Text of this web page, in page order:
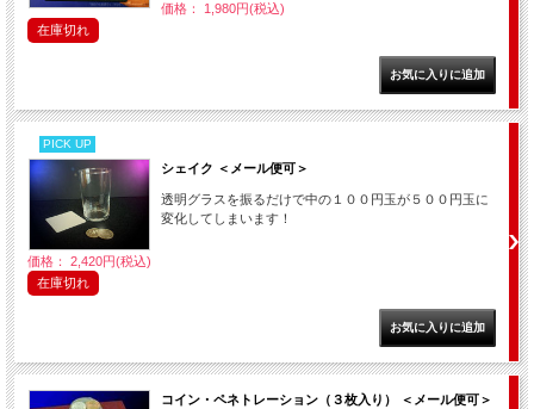
価格： 1,980円(税込)
在庫切れ
PICK UP
シェイク ＜メール便可＞
透明グラスを振るだけで中の１００円玉が５００円玉に
変化してしまいます！
価格： 2,420円(税込)
在庫切れ
コイン・ペネトレーション（３枚入り） ＜メール便可＞